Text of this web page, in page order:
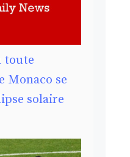
toute
Monaco se
solaire